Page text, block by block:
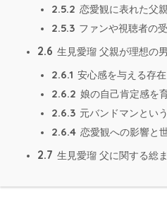
2.5.2 恋愛観に表れた父
2.5.3 ファンや視聴者の
2.6 生見愛瑠 父親が理想の
2.6.1 安心感を与える存
2.6.2 娘の自己肯定感を
2.6.3 元バンドマンとい
2.6.4 恋愛観への影響と
2.7 生見愛瑠 父に関する総